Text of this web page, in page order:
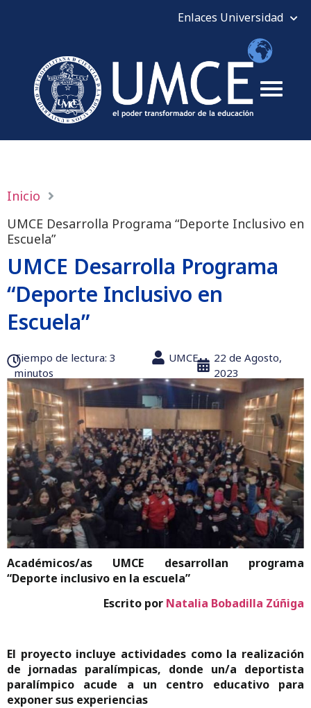
Inicio
UMCE Desarrolla Programa “Deporte Inclusivo en
Escuela”
UMCE Desarrolla Programa
“Deporte Inclusivo en
Escuela”
Tiempo de lectura:‎ 3
minutos
UMCE
22 de Agosto,
2023
Académicos/as UMCE desarrollan programa
“Deporte inclusivo en la escuela”
Escrito por Natalia Bobadilla Zúñiga
El proyecto incluye actividades como la realización
de jornadas paralímpicas, donde un/a deportista
paralímpico acude a un centro educativo para
exponer sus experiencias